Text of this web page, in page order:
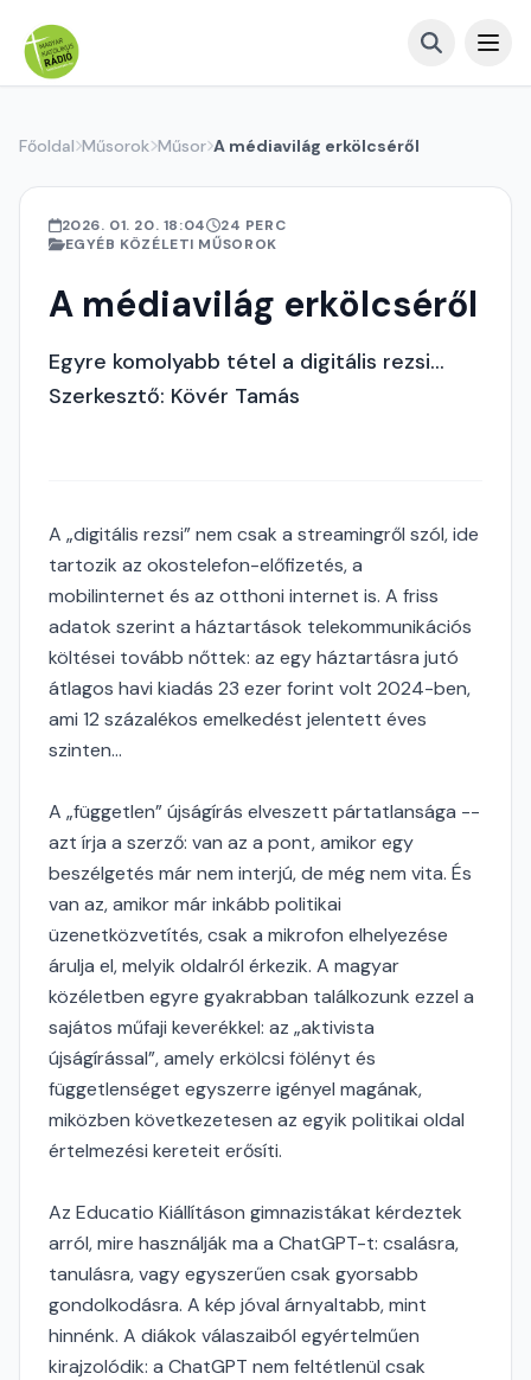
Főoldal Műsorok Műsor A médiavilág erkölcséről
2026. 01. 20. 18:04
24 PERC
EGYÉB KÖZÉLETI MŰSOROK
A médiavilág erkölcséről
Egyre komolyabb tétel a digitális rezsi...
Szerkesztő: Kövér Tamás
A „digitális rezsi” nem csak a streamingről szól, ide
tartozik az okostelefon-előfizetés, a
mobilinternet és az otthoni internet is. A friss
adatok szerint a háztartások telekommunikációs
költései tovább nőttek: az egy háztartásra jutó
átlagos havi kiadás 23 ezer forint volt 2024-ben,
ami 12 százalékos emelkedést jelentett éves
szinten...
A „független” újságírás elveszett pártatlansága --
azt írja a szerző: van az a pont, amikor egy
beszélgetés már nem interjú, de még nem vita. És
van az, amikor már inkább politikai
üzenetközvetítés, csak a mikrofon elhelyezése
árulja el, melyik oldalról érkezik. A magyar
közéletben egyre gyakrabban találkozunk ezzel a
sajátos műfaji keverékkel: az „aktivista
újságírással”, amely erkölcsi fölényt és
függetlenséget egyszerre igényel magának,
miközben következetesen az egyik politikai oldal
értelmezési kereteit erősíti.
Az Educatio Kiállításon gimnazistákat kérdeztek
arról, mire használják ma a ChatGPT-t: csalásra,
tanulásra, vagy egyszerűen csak gyorsabb
gondolkodásra. A kép jóval árnyaltabb, mint
hinnénk. A diákok válaszaiból egyértelműen
kirajzolódik: a ChatGPT nem feltétlenül csak